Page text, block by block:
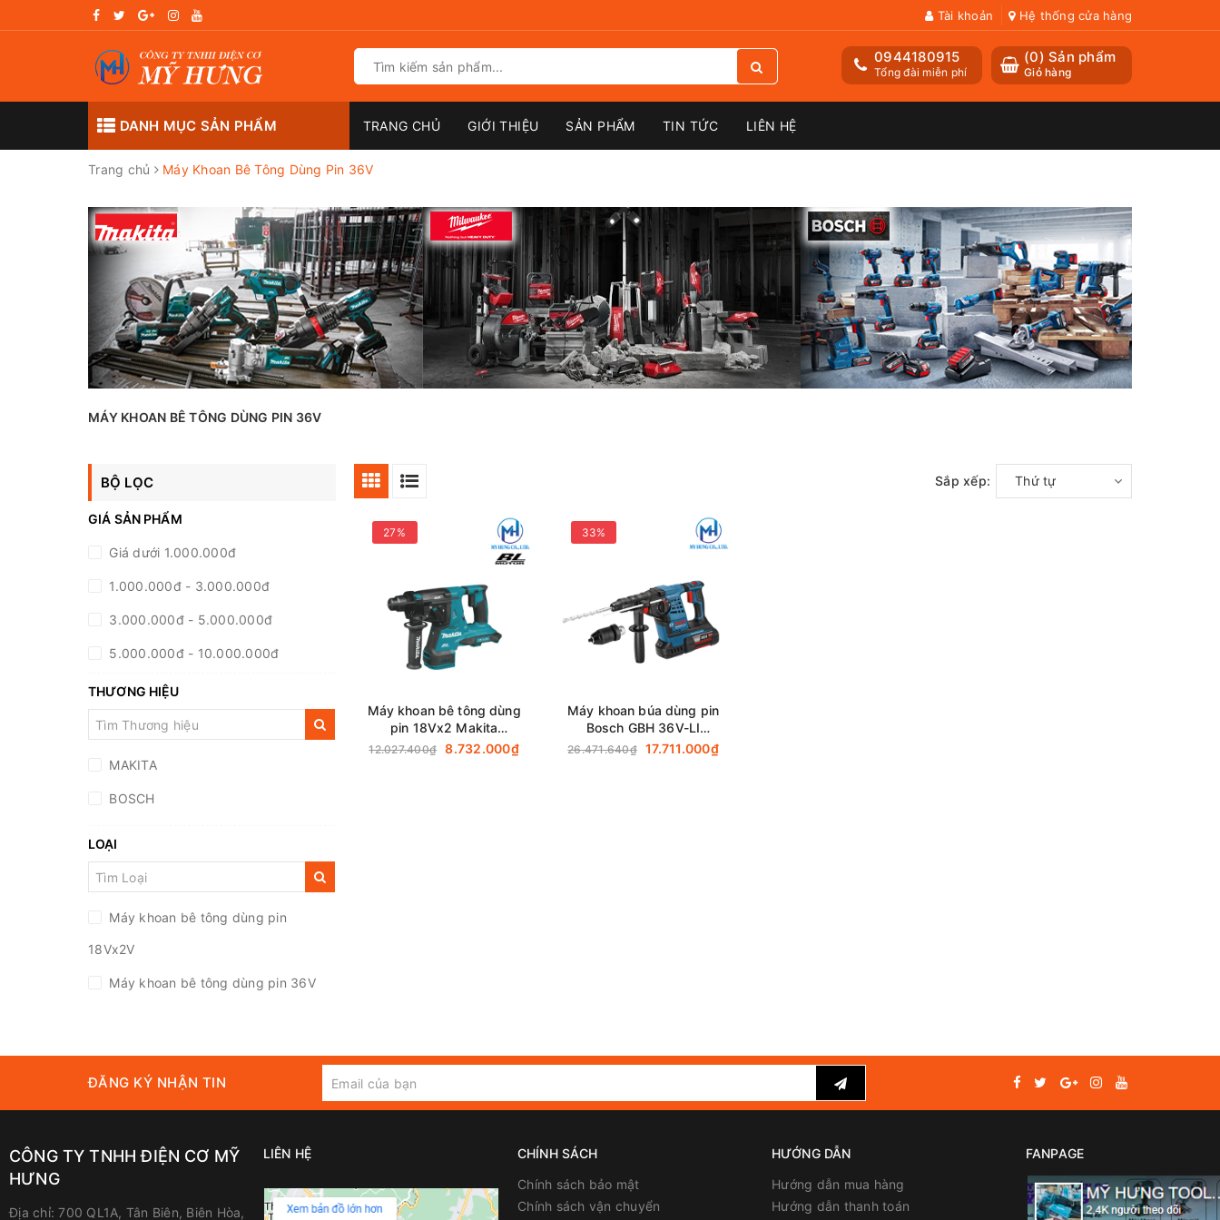
Tài khoản Hệ thống cửa hàng
(0) Sản phẩm
Giỏ hàng
0944180915
Tổng đài miễn phí
DANH MỤC SẢN PHẨM TRANG CHỦ GIỚI THIỆU SẢN PHẨM TIN TỨC LIÊN HỆ
Trang chủ Máy Khoan Bê Tông Dùng Pin 36V
MÁY KHOAN BÊ TÔNG DÙNG PIN 36V
BỘ LỌC
GIÁ SẢN PHẨM
Giá dưới 1.000.000đ
1.000.000đ - 3.000.000đ
3.000.000đ - 5.000.000đ
5.000.000đ - 10.000.000đ
10.000.000đ - 20.000.000đ
Giá trên 20.000.000đ
THƯƠNG HIỆU
MAKITA
BOSCH
LOẠI
Máy khoan bê tông dùng pin
18Vx2V
Máy khoan bê tông dùng pin 36V
Sắp xếp: Thứ tự
27%
Máy khoan bê tông dùng
pin 18Vx2 Makita
DHR282Z (Thân máy)
12.027.400₫ 8.732.000₫
33%
Máy khoan búa dùng pin
Bosch GBH 36V-LI
(4.0Ah) chính hãng
26.471.640₫ 17.711.000₫
ĐĂNG KÝ NHẬN TIN
CÔNG TY TNHH ĐIỆN CƠ MỸ
HƯNG
Địa chỉ: 700 QL1A, Tân Biên, Biên Hòa,
LIÊN HỆ
CHÍNH SÁCH
Chính sách bảo mật
Chính sách vận chuyển
HƯỚNG DẪN
Hướng dẫn mua hàng
Hướng dẫn thanh toán
FANPAGE